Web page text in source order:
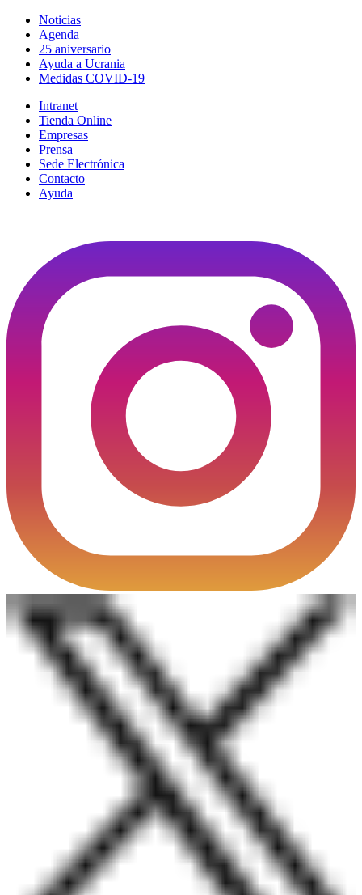
Noticias
Agenda
25 aniversario
Ayuda a Ucrania
Medidas COVID-19
Intranet
Tienda Online
Empresas
Prensa
Sede Electrónica
Contacto
Ayuda